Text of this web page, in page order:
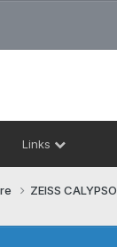
Links
ZEISS CALYPSO